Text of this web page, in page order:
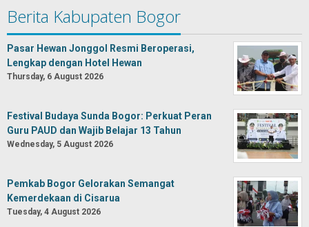
Berita Kabupaten Bogor
Pasar Hewan Jonggol Resmi Beroperasi,
Lengkap dengan Hotel Hewan
Thursday, 6 August 2026
Festival Budaya Sunda Bogor: Perkuat Peran
Guru PAUD dan Wajib Belajar 13 Tahun
Wednesday, 5 August 2026
Pemkab Bogor Gelorakan Semangat
Kemerdekaan di Cisarua
Tuesday, 4 August 2026